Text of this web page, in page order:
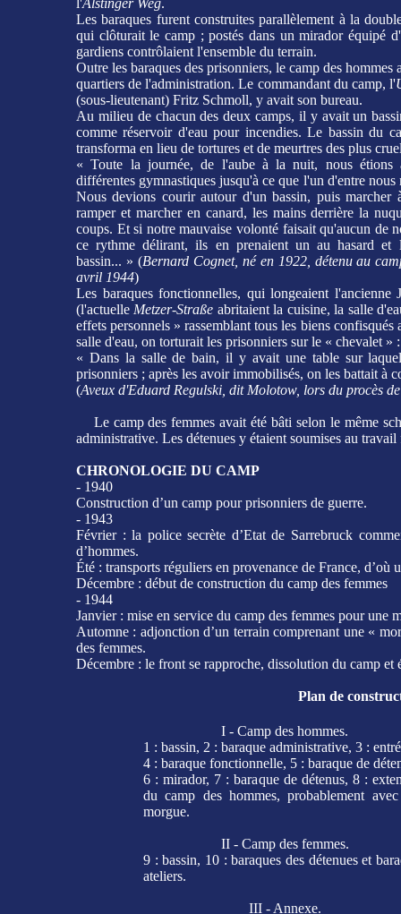
l'Alstinger Weg.
Les baraques furent construites parallèlement à la
qui clôturait le camp ; postés dans un mirador équipé
gardiens contrôlaient l'ensemble du terrain.
Outre les baraques des prisonniers, le camp des hommes
quartiers de l'administration. Le commandant du camp, l'
(sous-lieutenant) Fritz Schmoll, y avait son bureau.
Au milieu de chacun des deux camps, il y avait un
comme réservoir d'eau pour incendies. Le bassin du
transforma en lieu de tortures et de meurtres des plus
« Toute la journée, de l'aube à la nuit, nous étions
différentes gymnastiques jusqu'à ce que l'un d'entre nous
Nous devions courir autour d'un bassin, puis marcher
ramper et marcher en canard, les mains derrière la
coups. Et si notre mauvaise volonté faisait qu'aucun de
ce rythme délirant, ils en prenaient un au hasard et
bassin... » (Bernard Cognet, né en 1922, détenu au
avril 1944)
Les baraques fonctionnelles, qui longeaient l'ancienne
(l'actuelle Metzer-Straße abritaient la cuisine, la salle
effets personnels » rassemblant tous les biens confisqués
salle d'eau, on torturait les prisonniers sur le « chevalet » :
« Dans la salle de bain, il y avait une table sur
prisonniers ; après les avoir immobilisés, on les battait à
(Aveux d'Eduard Regulski, dit Molotow, lors du procès
Le camp des femmes avait été bâti selon le même
administrative. Les détenues y étaient soumises au travail
CHRONOLOGIE DU CAMP
- 1940
Construction d’un camp pour prisonniers de guerre.
- 1943
Février : la police secrète d’Etat de Sarrebruck
d’hommes.
Été : transports réguliers en provenance de France, d’où
Décembre : début de construction du camp des femmes
- 1944
Janvier : mise en service du camp des femmes pour une
Automne : adjonction d’un terrain comprenant une «
des femmes.
Décembre : le front se rapproche, dissolution du camp
Plan de
I - Camp des hommes.
1 : bassin, 2 : baraque administrative, 3 :
4 : baraque fonctionnelle, 5 : baraque de
6 : mirador, 7 : baraque de détenus, 8 :
du camp des hommes, probablement
morgue.
II - Camp des femmes.
9 : bassin, 10 : baraques des détenues et
ateliers.
III - Annexe.